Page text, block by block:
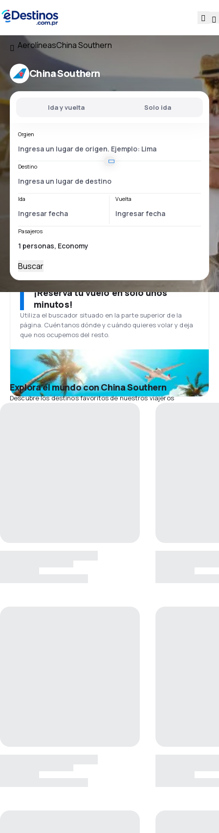
AerolíneasChina Southern
China Southern
Ida y vuelta Solo ida
Orgien
Destino
Ida Vuelta
Pasajeros
Buscar
¡Reserva tu vuelo en solo unos
minutos!
Utiliza el buscador situado en la parte superior de la
página. Cuéntanos dónde y cuándo quieres volar y deja
que nos ocupemos del resto.
Explora el mundo con China Southern
Descubre los destinos favoritos de nuestros viajeros